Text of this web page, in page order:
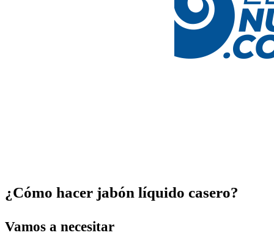
¿Cómo hacer jabón líquido casero?
Vamos a necesitar